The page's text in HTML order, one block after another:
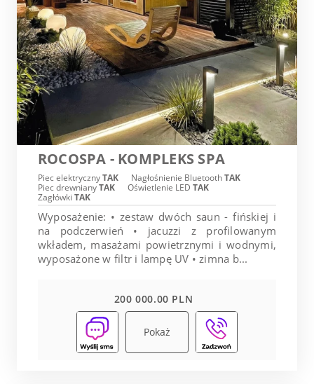
ROCOSPA - KOMPLEKS SPA
Piec elektrycznyTAK Nagłośnienie BluetoothTAK
Piec drewnianyTAK Oświetlenie LED TAK
Zagłówki TAK
Wyposażenie: • zestaw dwóch saun - fińskiej i
na podczerwień • jacuzzi z profilowanym
wkładem, masażami powietrznymi i wodnymi,
wyposażone w filtr i lampę UV • zimna b...
200 000.00 PLN
Pokaż